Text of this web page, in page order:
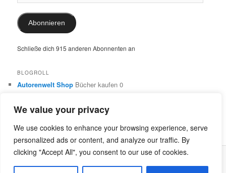
We value your privacy
We use cookies to enhance your browsing experience, serve
personalized ads or content, and analyze our traffic. By
clicking "Accept All", you consent to our use of cookies.
Mail-
Adresse:
Abonnieren
Schließe dich 915 anderen Abonnenten an
BLOGROLL
Autorenwelt Shop Bücher kaufen 0
0
Dr. Ulrike SchimmingÜbersetzungen aus dem Italienischen
und Englischen 0
Stolz präsentiert von WordPress